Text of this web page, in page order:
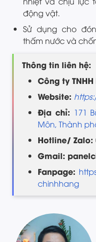
động vật.
Sử dụng cho
thấm nước và
Thông tin liên hệ:
Công ty TNHH
Website:
Địa chỉ: 171
Môn, Thành
Hotline/ Zalo:
Gmail:
Fanpage:
chinhhang